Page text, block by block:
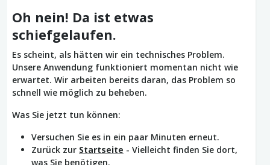
Oh nein! Da ist etwas
schiefgelaufen.
Es scheint, als hätten wir ein technisches Problem.
Unsere Anwendung funktioniert momentan nicht wie
erwartet. Wir arbeiten bereits daran, das Problem so
schnell wie möglich zu beheben.
Was Sie jetzt tun können:
Versuchen Sie es in ein paar Minuten erneut.
Zurück zur Startseite - Vielleicht finden Sie dort,
was Sie benötigen.